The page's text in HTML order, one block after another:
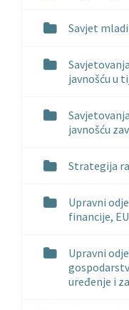
Savjet
javnošću u
javnošću
Strategija
Upravni
financije,
Upravni
uređenje i